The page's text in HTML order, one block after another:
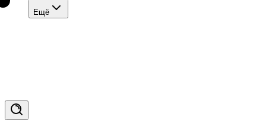
Eщё